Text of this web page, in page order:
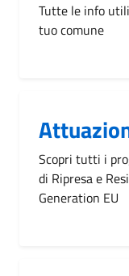
Tutte le info
tuo comune
Scopri tutti i
di Ripresa e
Generation EU